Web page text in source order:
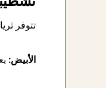
تتوفر
الأبيض: